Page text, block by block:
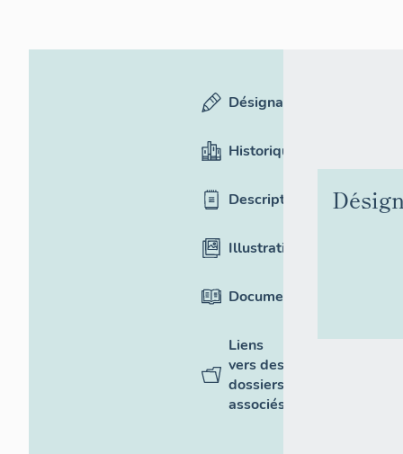
Désignation
Historique
Description
Illustrations
Documentation
Liens
vers des
dossiers
associés